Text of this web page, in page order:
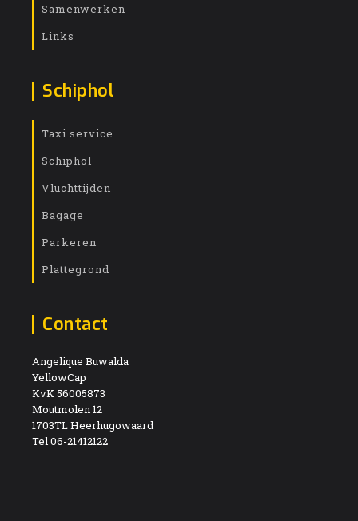
Samenwerken
Links
Schiphol
Taxi service
Schiphol
Vluchttijden
Bagage
Parkeren
Plattegrond
Contact
Angelique Buwalda
YellowCap
KvK 56005873
Moutmolen 12
1703TL Heerhugowaard
Tel 06-21412122